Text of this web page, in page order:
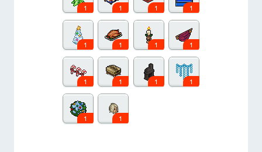
1 1 1 1
1 1 1 1
1 1 1 1
1 1